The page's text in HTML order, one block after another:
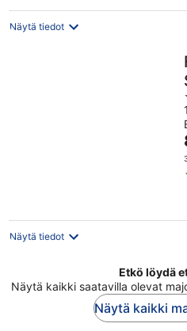
Näytä tiedot
Näytä tiedot
Etkö löydä
Näytä kaikki saatavilla olevat
Näytä kaikki